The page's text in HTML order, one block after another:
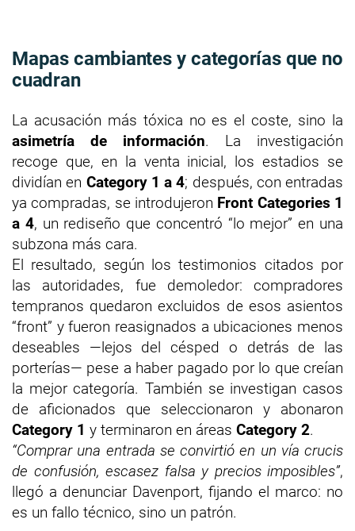
Mapas cambiantes y categorías que no
cuadran
La acusación más tóxica no es el coste, sino la
asimetría de información. La investigación
recoge que, en la venta inicial, los estadios se
dividían en Category 1 a 4; después, con entradas
ya compradas, se introdujeron Front Categories 1
a 4, un rediseño que concentró “lo mejor” en una
subzona más cara.
El resultado, según los testimonios citados por
las autoridades, fue demoledor: compradores
tempranos quedaron excluidos de esos asientos
“front” y fueron reasignados a ubicaciones menos
deseables —lejos del césped o detrás de las
porterías— pese a haber pagado por lo que creían
la mejor categoría. También se investigan casos
de aficionados que seleccionaron y abonaron
Category 1 y terminaron en áreas Category 2.
“Comprar una entrada se convirtió en un vía crucis
de confusión, escasez falsa y precios imposibles”,
llegó a denunciar Davenport, fijando el marco: no
es un fallo técnico, sino un patrón.